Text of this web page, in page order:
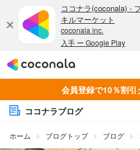
会員登録で10％割引
ココナラブログ
ホーム ブログトップ ブログ